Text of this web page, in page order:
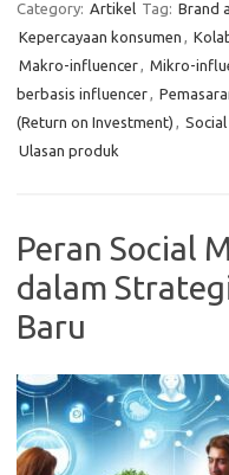
Category: Artikel Tag: Brand
Kepercayaan konsumen ,
Makro-influencer, Mikro-
berbasis influencer,
(Return on Investment) ,
Ulasan produk
Peran Social
dalam
Baru